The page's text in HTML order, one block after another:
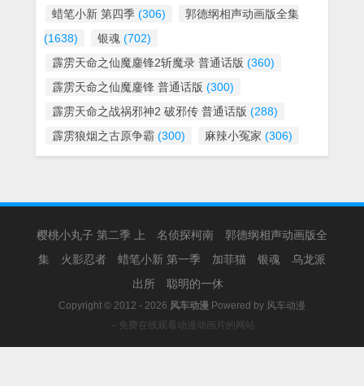
蜡笔小新 第四季 (306)
郭德纲相声动画版全集
(1638)
银魂 (702)
霹雳天命之仙魔鏖锋2斩魔录 普通话版 (360)
霹雳天命之仙魔鏖锋 普通话版 (300)
霹雳天命之战祸邪神2 破邪传 普通话版 (288)
霹雳狼烟之古原争霸 (300) 麻辣小冤家 (306)
樱桃小丸子 第二季 上 名侦探柯南
郭德纲相声动画版全
集
火影忍者 蜡笔小新 第一季 加菲猫 银魂
乌龙派
出所
聪明的一休
Copyright © 2012 - 2026 风车动漫 Powered by 风车动漫
－免费在线观看动漫动画片的网站